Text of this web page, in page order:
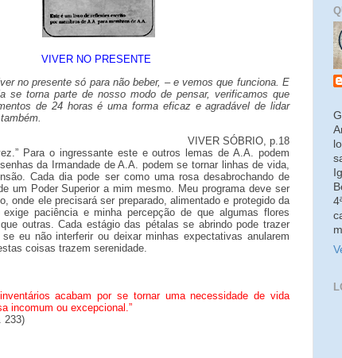
VIVER NO PRESENTE
no presente só para não beber, – e vemos que funciona. E
se torna parte de nosso modo de pensar, verificamos que
de 24 horas é uma forma eficaz e agradável de lidar
VIVER SÓBRIO, p.18
Para o ingressante este e outros lemas de A.A. podem
da Irmandade de A.A. podem se tornar linhas de vida,
Cada dia pode ser como uma rosa desabrochando de
um Poder Superior a mim mesmo. Meu programa deve ser
onde ele precisará ser preparado, alimentado e protegido da
paciência e minha percepção de que algumas flores
outras. Cada estágio das pétalas se abrindo pode trazer
eu não interferir ou deixar minhas expectativas anularem
coisas trazem serenidade.
acabam por se tornar uma necessidade de vida
incomum ou excepcional.”
233)